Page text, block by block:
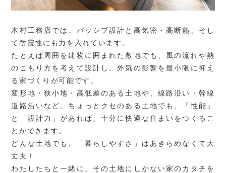
木村工務店では、パッシブ設計と高気密・高断熱、そし
て耐震性にも力を入れています。
たとえば周囲を建物に囲まれた敷地でも、風の流れや熱
のこもり方を考えて設計し、外気の影響を最小限に抑え
る家づくりが可能です。
変形地・狭小地・高低差のある土地や、線路沿い・幹線
道路沿いなど、ちょっとクセのある土地でも、「性能」
と「設計力」があれば、十分に快適な住まいをつくるこ
とができます。
どんな土地でも、「暮らしやすさ」はあきらめなくて大
丈夫！
わたしたちと一緒に、その土地にしかない家のカタチを